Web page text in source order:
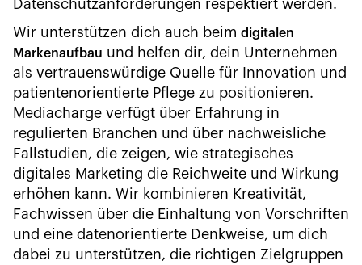
Datenschutzanforderungen respektiert werden.
Wir unterstützen dich auch beim digitalen
Markenaufbau und helfen dir, dein Unternehmen
als vertrauenswürdige Quelle für Innovation und
patientenorientierte Pflege zu positionieren.
Mediacharge verfügt über Erfahrung in
regulierten Branchen und über nachweisliche
Fallstudien, die zeigen, wie strategisches
digitales Marketing die Reichweite und Wirkung
erhöhen kann. Wir kombinieren Kreativität,
Fachwissen über die Einhaltung von Vorschriften
und eine datenorientierte Denkweise, um dich
dabei zu unterstützen, die richtigen Zielgruppen